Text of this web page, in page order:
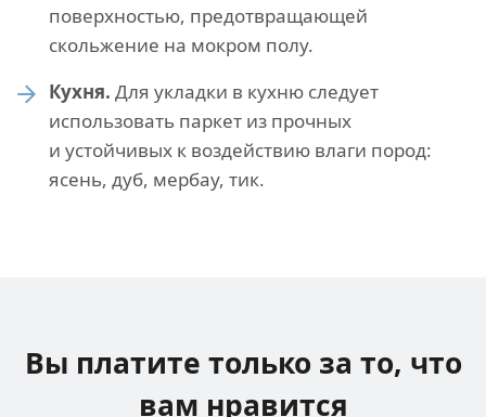
поверхностью, предотвращающей
скольжение на мокром полу.
Кухня. Для укладки в кухню следует
использовать паркет из прочных
и устойчивых к воздействию влаги пород:
ясень, дуб, мербау, тик.
Вы платите только за то, что
вам нравится